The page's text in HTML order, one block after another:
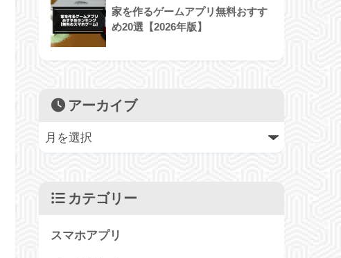
家を作るゲームアプリ無料おすす
め20選【2026年版】
アーカイブ
カテゴリー
スマホアプリ